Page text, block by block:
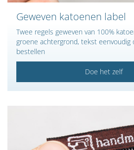
Geweven katoenen label
Twee regels geweven van 100%
groene achtergrond, tekst eenvoudig
bestellen
Doe het zelf